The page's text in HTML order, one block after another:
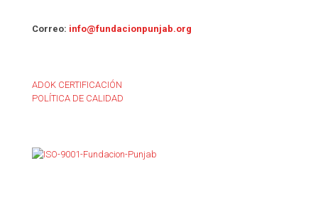
Correo: info@fundacionpunjab.org
ADOK CERTIFICACIÓN
POLÍTICA DE CALIDAD